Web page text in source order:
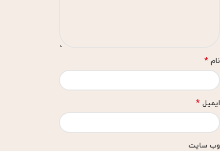
نام *
ایمیل *
وب‌ سایت